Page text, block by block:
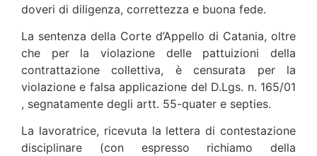
doveri di diligenza, correttezza e buona fede.
La sentenza della Corte d’Appello di Catania, oltre
che per la violazione delle pattuizioni della
contrattazione collettiva, è censurata per la
violazione e falsa applicazione del D.Lgs. n. 165/01
, segnatamente degli artt. 55-quater e septies.
La lavoratrice, ricevuta la lettera di contestazione
disciplinare (con espresso richiamo della